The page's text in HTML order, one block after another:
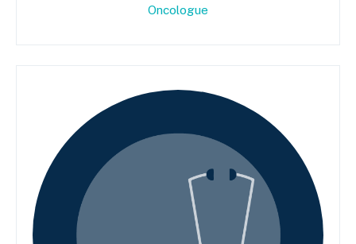
Oncologue